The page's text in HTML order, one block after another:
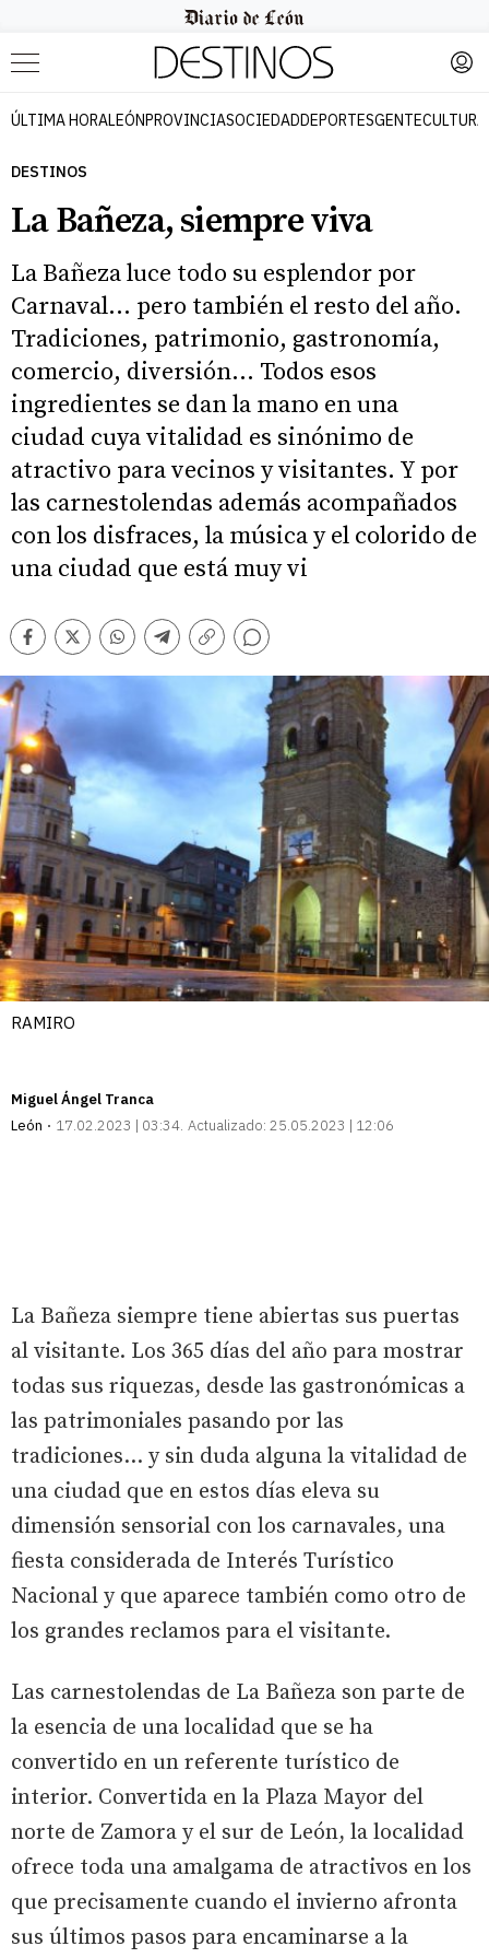
Menú
ÚLTIMA HORALEÓNPROVINCIASOCIEDADDEPORTESGENTECULTURA
DESTINOS
La Bañeza, siempre viva
La Bañeza luce todo su esplendor por
Carnaval... pero también el resto del año.
Tradiciones, patrimonio, gastronomía,
comercio, diversión... Todos esos
ingredientes se dan la mano en una
ciudad cuya vitalidad es sinónimo de
atractivo para vecinos y visitantes. Y por
las carnestolendas además acompañados
con los disfraces, la música y el colorido de
una ciudad que está muy vi
Facebook
TwitterWhatsappTelegram
Copiar
Comentarios
RAMIRO
Miguel Ángel Tranca
León
17.02.2023 | 03:34 Actualizado: 25.05.2023 | 12:06
La Bañeza siempre tiene abiertas sus puertas
al visitante. Los 365 días del año para mostrar
todas sus riquezas, desde las gastronómicas a
las patrimoniales pasando por las
tradiciones... y sin duda alguna la vitalidad de
una ciudad que en estos días eleva su
dimensión sensorial con los carnavales, una
fiesta considerada de Interés Turístico
Nacional y que aparece también como otro de
los grandes reclamos para el visitante.
Las carnestolendas de La Bañeza son parte de
la esencia de una localidad que se ha
convertido en un referente turístico de
interior. Convertida en la Plaza Mayor del
norte de Zamora y el sur de León, la localidad
ofrece toda una amalgama de atractivos en los
que precisamente cuando el invierno afronta
sus últimos pasos para encaminarse a la